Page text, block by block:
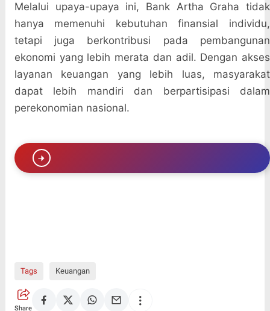
Melalui upaya-upaya ini, Bank Artha Graha tidak
hanya memenuhi kebutuhan finansial individu,
tetapi juga berkontribusi pada pembangunan
ekonomi yang lebih merata dan adil. Dengan akses
layanan keuangan yang lebih luas, masyarakat
dapat lebih mandiri dan berpartisipasi dalam
perekonomian nasional.
Tags Keuangan
Share